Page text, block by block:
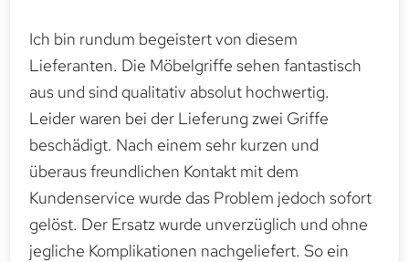
Ich bin rundum begeistert von diesem
Lieferanten. Die Möbelgriffe sehen fantastisch
aus und sind qualitativ absolut hochwertig.
Leider waren bei der Lieferung zwei Griffe
beschädigt. Nach einem sehr kurzen und
überaus freundlichen Kontakt mit dem
Kundenservice wurde das Problem jedoch sofort
gelöst. Der Ersatz wurde unverzüglich und ohne
jegliche Komplikationen nachgeliefert. So ein